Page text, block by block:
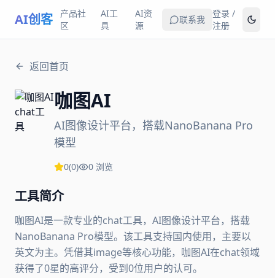
AI创客
产品社
区
AI工
具
AI资
源
联系我
登录 /
注册
返回首页
咖图AI
AI图像设计平台，搭载NanoBanana Pro
模型
0(0) 0 浏览
工具简介
咖图AI是一款专业的chat工具，AI图像设计平台，搭载
NanoBanana Pro模型。该工具支持国内使用，主要以
英文为主。凭借其image等核心功能，咖图AI在chat领域
获得了0星的高评分，受到0位用户的认可。